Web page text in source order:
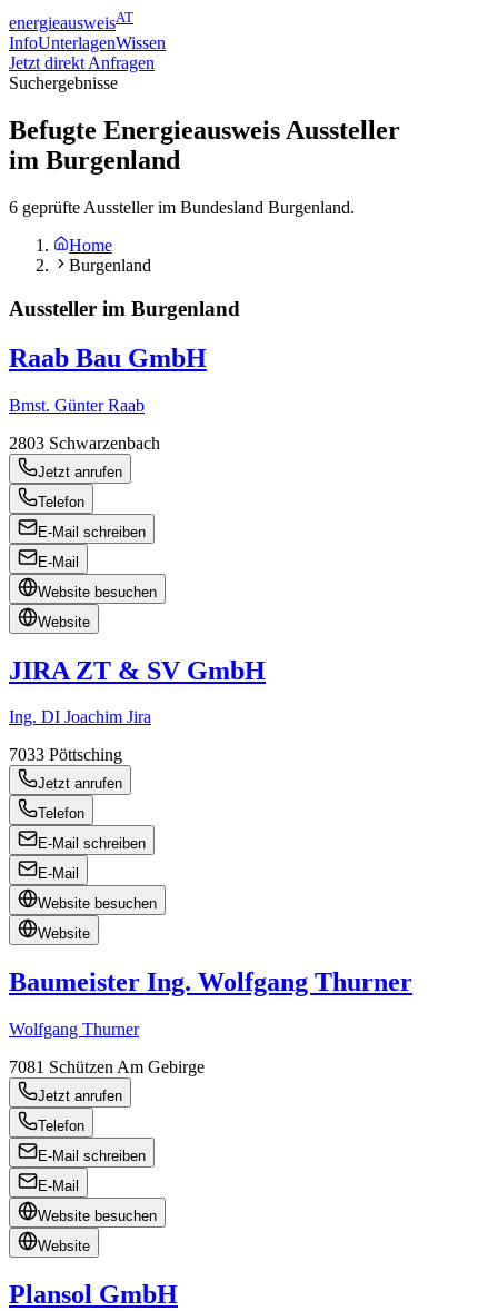
energieausweisAT
InfoUnterlagenWissen
Jetzt direkt Anfragen
Suchergebnisse
Befugte Energieausweis Aussteller
im Burgenland
6 geprüfte Aussteller im Bundesland Burgenland.
Home
Burgenland
Aussteller im Burgenland
Raab Bau GmbH
Bmst. Günter Raab
2803 Schwarzenbach
Jetzt anrufen
Telefon
E-Mail schreiben
E-Mail
Website besuchen
Website
JIRA ZT & SV GmbH
Ing. DI Joachim Jira
7033 Pöttsching
Jetzt anrufen
Telefon
E-Mail schreiben
E-Mail
Website besuchen
Website
Baumeister Ing. Wolfgang Thurner
Wolfgang Thurner
7081 Schützen Am Gebirge
Jetzt anrufen
Telefon
E-Mail schreiben
E-Mail
Website besuchen
Website
Plansol GmbH